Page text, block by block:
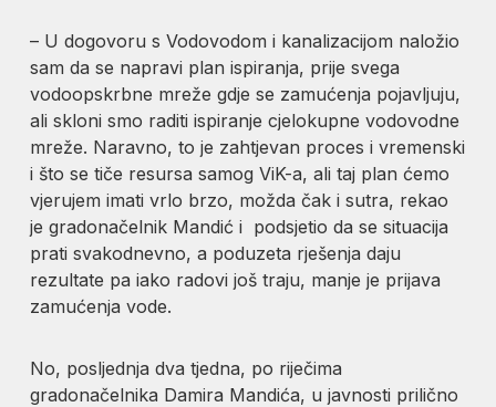
– U dogovoru s Vodovodom i kanalizacijom naložio
sam da se napravi plan ispiranja, prije svega
vodoopskrbne mreže gdje se zamućenja pojavljuju,
ali skloni smo raditi ispiranje cjelokupne vodovodne
mreže. Naravno, to je zahtjevan proces i vremenski
i što se tiče resursa samog ViK-a, ali taj plan ćemo
vjerujem imati vrlo brzo, možda čak i sutra, rekao
je gradonačelnik Mandić i podsjetio da se situacija
prati svakodnevno, a poduzeta rješenja daju
rezultate pa iako radovi još traju, manje je prijava
zamućenja vode.
No, posljednja dva tjedna, po riječima
gradonačelnika Damira Mandića, u javnosti prilično